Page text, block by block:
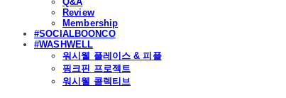
Review
Membership
#SOCIALBOONCO
#WASHWELL
워시웰 플레이스 & 피플
핑크핀 프로젝트
워시웰 콜렉티브